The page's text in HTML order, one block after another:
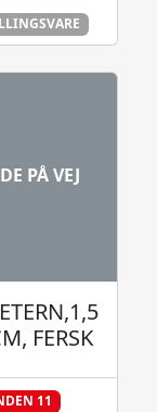
PÅ VEJ
FERSK
11